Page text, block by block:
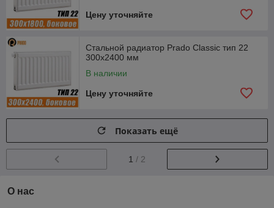
Цену уточняйте
Стальной радиатор Prado Classic тип 22
300x2400 мм
В наличии
Цену уточняйте
Показать ещё
1 / 2
О нас